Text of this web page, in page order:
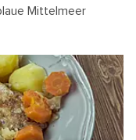
Mittelmeer